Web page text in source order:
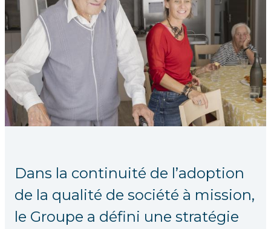
Dans la continuité de l’adoption
de la qualité de société à mission,
le Groupe a défini une stratégie